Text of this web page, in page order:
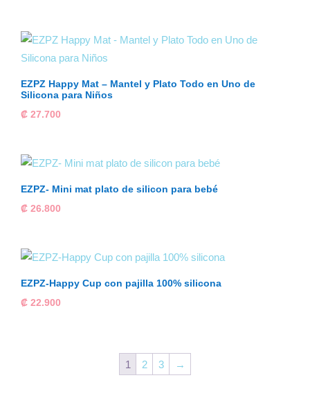
EZPZ Happy Mat – Mantel y Plato Todo en Uno de
Silicona para Niños
₡ 27.700
EZPZ- Mini mat plato de silicon para bebé
₡ 26.800
EZPZ-Happy Cup con pajilla 100% silicona
₡ 22.900
1 2 3 →